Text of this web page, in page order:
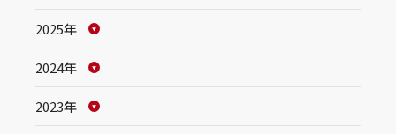
2025年
2024年
2023年